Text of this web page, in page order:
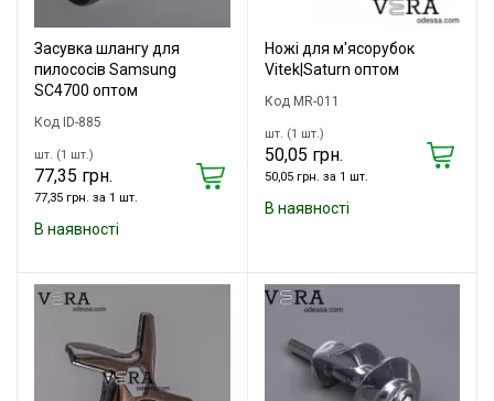
Засувка шлангу для
пилососів Samsung
SC4700 оптом
Код ID-885
шт. (1 шт.)
77,35 грн.
77,35 грн. за 1 шт.
В наявності
Ножі для м'ясорубок
Vitek|Saturn оптом
Код MR-011
шт. (1 шт.)
50,05 грн.
50,05 грн. за 1 шт.
В наявності